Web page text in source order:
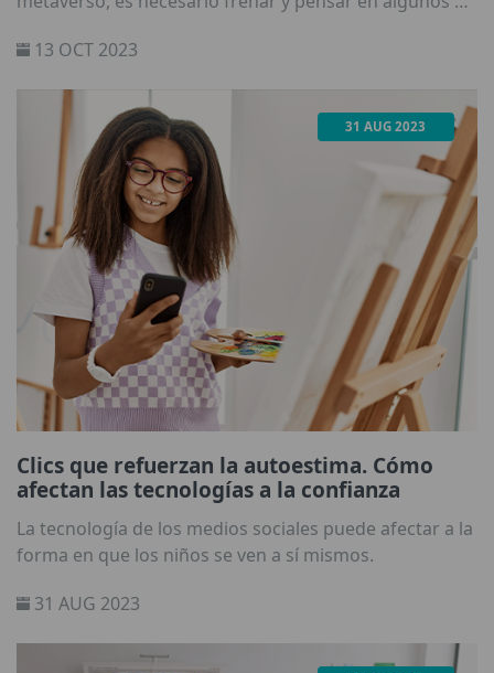
clara.
13 OCT 2023
31 AUG 2023
Clics que refuerzan la autoestima. Cómo
afectan las tecnologías a la confianza
La tecnología de los medios sociales puede afectar a la
forma en que los niños se ven a sí mismos.
31 AUG 2023